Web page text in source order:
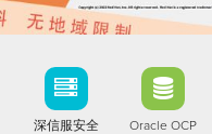
深信服安全 Oracle OCP